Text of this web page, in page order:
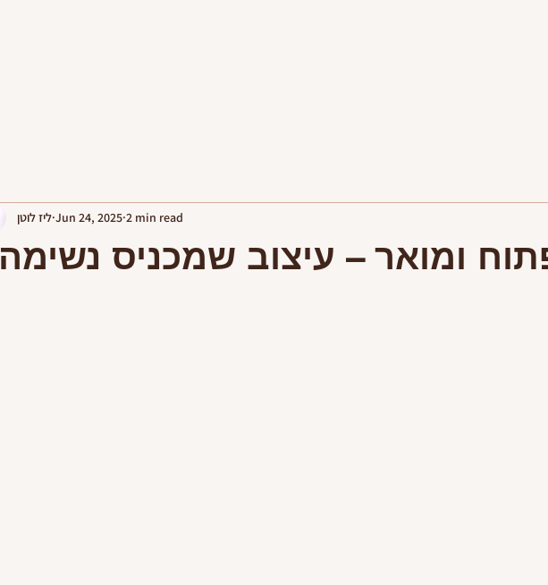
ומואר – עיצוב שמכניס נשימה
ליז לוטן Jun 24, 2025 2 min read